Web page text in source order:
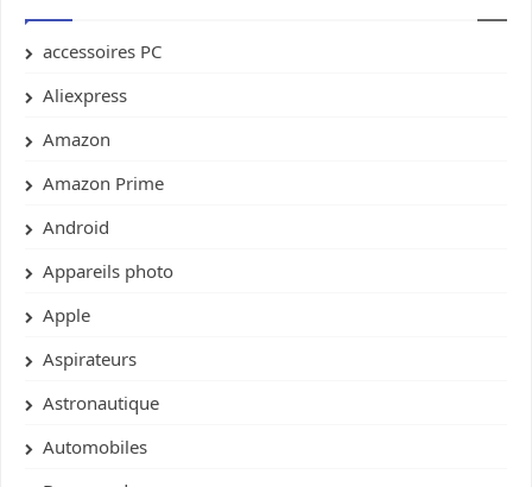
accessoires PC
Aliexpress
Amazon
Amazon Prime
Android
Appareils photo
Apple
Aspirateurs
Astronautique
Automobiles